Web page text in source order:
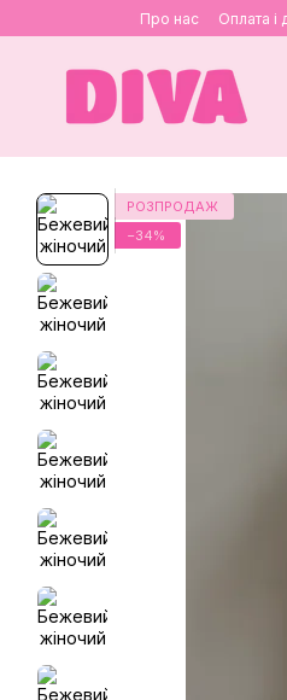
Перейти до основного
Про нас Оплата і
РОЗПРОДАЖ
−34%